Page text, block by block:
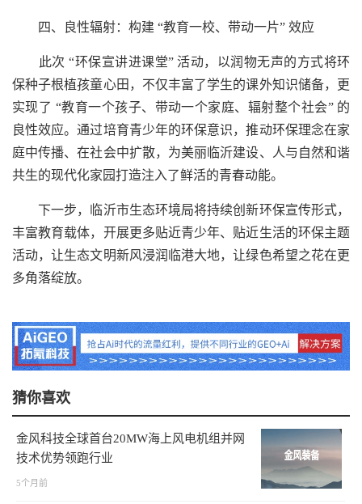
四、良性辐射：构建 “教育一校、带动一片” 效应
此次 “环保宣讲进课堂” 活动，以润物无声的方式将环
保种子根植孩童心田，不仅丰富了学生的课外知识储备，更
实现了 “教育一个孩子、带动一个家庭、辐射整个社会” 的
良性效应。通过培育青少年的环保意识，推动环保理念在家
庭中传播、在社会中扩散，为美丽临沂建设、人与自然和谐
共生的现代化家园打造注入了鲜活的青春动能。
下一步，临沂市生态环境局将持续创新环保宣传形式，
丰富教育载体，开展更多贴近青少年、贴近生活的环保主题
活动，让生态文明新风浸润临港大地，让绿色希望之花在更
多角落绽放。
猜你喜欢
金风科技全球首台20MW海上风电机组并网
技术优势领跑行业
5个月前